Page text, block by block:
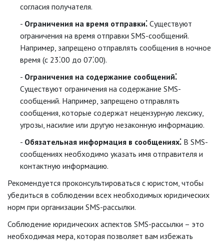
согласия получателя.
Ограничения на время отправки⁚ Существуют
ограничения на время отправки SMS-сообщений.
Например, запрещено отправлять сообщения в ночное
время (с 23⁚00 до 07⁚00).
Ограничения на содержание сообщений⁚
Существуют ограничения на содержание SMS-
сообщений. Например, запрещено отправлять
сообщения, которые содержат нецензурную лексику,
угрозы, насилие или другую незаконную информацию.
Обязательная информация в сообщениях⁚ В SMS-
сообщениях необходимо указать имя отправителя и
контактную информацию.
Рекомендуется проконсультироваться с юристом, чтобы
убедиться в соблюдении всех необходимых юридических
норм при организации SMS-рассылки.
Соблюдение юридических аспектов SMS-рассылки – это
необходимая мера, которая позволяет вам избежать